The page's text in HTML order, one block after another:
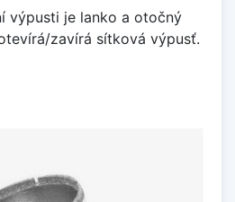
výpusti je lanko a otočný
zavírá sítková výpusť.